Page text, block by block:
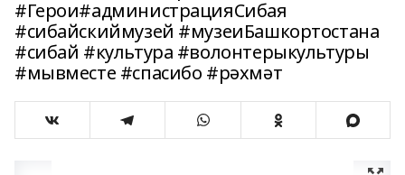
#Герои#администрацияСибая
#сибайскиймузей #музеиБашкортостана
#сибай #культура #волонтерыкультуры
#мывместе #спасибо #рәхмәт